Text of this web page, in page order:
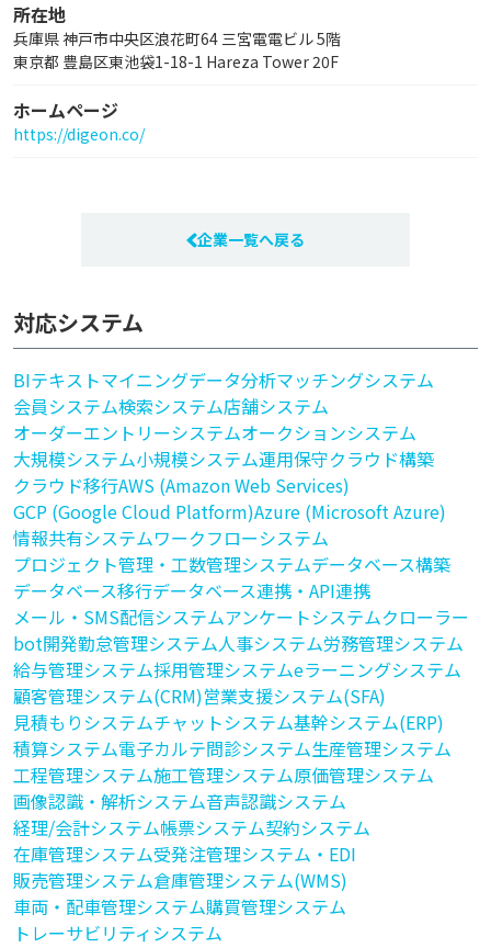
所在地
兵庫県 神戸市中央区浪花町64 三宮電電ビル 5階
東京都 豊島区東池袋1-18-1 Hareza Tower 20F
ホームページ
https://digeon.co/
企業一覧へ戻る
対応システム
BIテキストマイニングデータ分析マッチングシステム
会員システム検索システム店舗システム
オーダーエントリーシステムオークションシステム
大規模システム小規模システム運用保守クラウド構築
クラウド移行AWS (Amazon Web Services)
GCP (Google Cloud Platform)Azure (Microsoft Azure)
情報共有システムワークフローシステム
プロジェクト管理・工数管理システムデータベース構築
データベース移行データベース連携・API連携
メール・SMS配信システムアンケートシステムクローラー
bot開発勤怠管理システム人事システム労務管理システム
給与管理システム採用管理システムeラーニングシステム
顧客管理システム(CRM)営業支援システム(SFA)
見積もりシステムチャットシステム基幹システム(ERP)
積算システム電子カルテ問診システム生産管理システム
工程管理システム施工管理システム原価管理システム
画像認識・解析システム音声認識システム
経理/会計システム帳票システム契約システム
在庫管理システム受発注管理システム・EDI
販売管理システム倉庫管理システム(WMS)
車両・配車管理システム購買管理システム
トレーサビリティシステム